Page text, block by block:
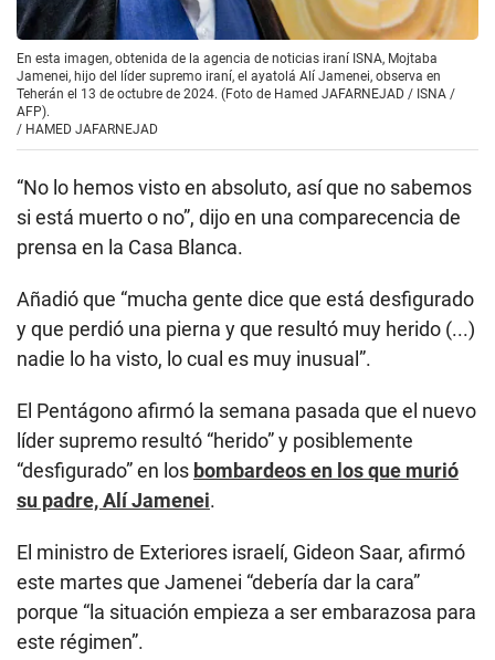
En esta imagen, obtenida de la agencia de noticias iraní ISNA, Mojtaba
Jamenei, hijo del líder supremo iraní, el ayatolá Alí Jamenei, observa en
Teherán el 13 de octubre de 2024. (Foto de Hamed JAFARNEJAD / ISNA /
AFP).
/ HAMED JAFARNEJAD
“No lo hemos visto en absoluto, así que no sabemos
si está muerto o no”, dijo en una comparecencia de
prensa en la Casa Blanca.
Añadió que “mucha gente dice que está desfigurado
y que perdió una pierna y que resultó muy herido (...)
nadie lo ha visto, lo cual es muy inusual”.
El Pentágono afirmó la semana pasada que el nuevo
líder supremo resultó “herido” y posiblemente
“desfigurado” en los bombardeos en los que murió
su padre, Alí Jamenei.
El ministro de Exteriores israelí, Gideon Saar, afirmó
este martes que Jamenei “debería dar la cara”
porque “la situación empieza a ser embarazosa para
este régimen”.